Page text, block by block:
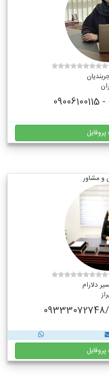
و مشاور
دلارام